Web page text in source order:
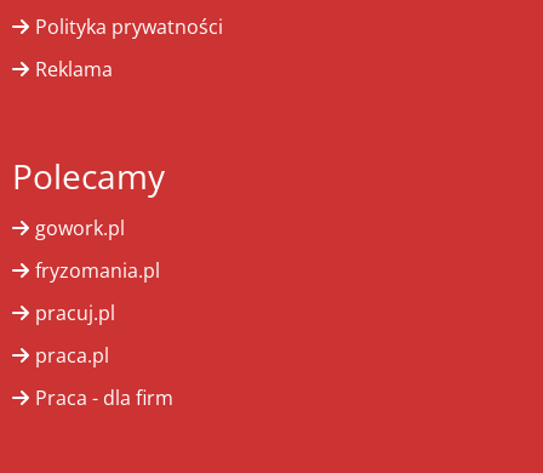
Polityka prywatności
Reklama
Polecamy
gowork.pl
fryzomania.pl
pracuj.pl
praca.pl
Praca - dla firm